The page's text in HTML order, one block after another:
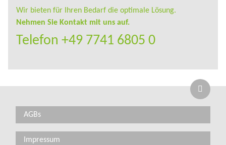
Wir bieten für Ihren Bedarf die optimale Lösung.
Nehmen Sie Kontakt mit uns auf.
Telefon +49 7741 6805 0
AGBs
Impressum